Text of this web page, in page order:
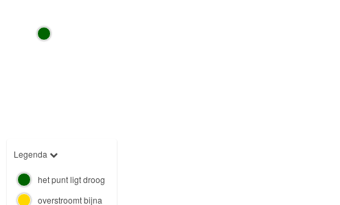
Legenda
het punt ligt droog
overstroomt bijna